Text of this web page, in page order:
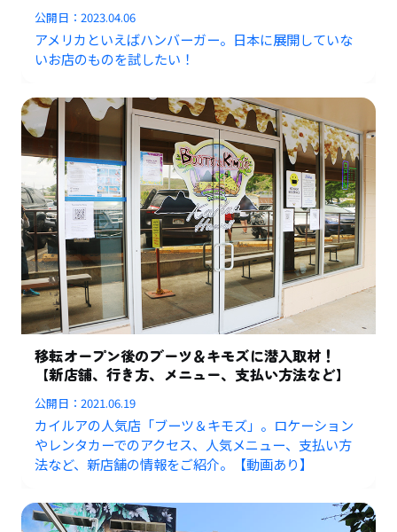
公開日：2023.04.06
アメリカといえばハンバーガー。日本に展開していな
いお店のものを試したい！
移転オープン後のブーツ＆キモズに潜入取材！
【新店舗、行き方、メニュー、支払い方法など】
公開日：2021.06.19
カイルアの人気店「ブーツ＆キモズ」。ロケーション
やレンタカーでのアクセス、人気メニュー、支払い方
法など、新店舗の情報をご紹介。【動画あり】